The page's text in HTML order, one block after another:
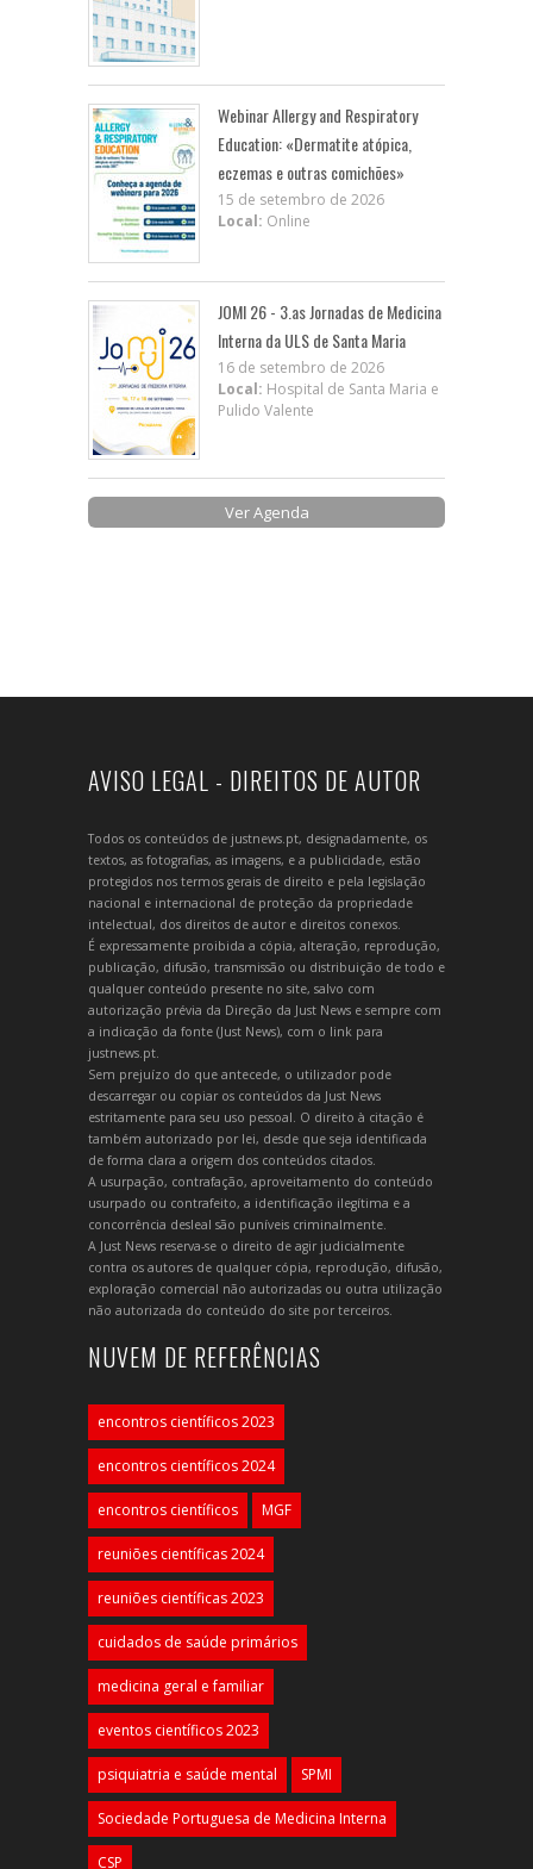
Webinar Allergy and Respiratory
Education: «Dermatite atópica,
eczemas e outras comichões»
15 de setembro de 2026
Local: Online
JOMI 26 - 3.as Jornadas de Medicina
Interna da ULS de Santa Maria
16 de setembro de 2026
Local: Hospital de Santa Maria e
Pulido Valente
Ver Agenda
AVISO LEGAL - DIREITOS DE AUTOR
Todos os conteúdos de justnews.pt, designadamente, os
textos, as fotografias, as imagens, e a publicidade, estão
protegidos nos termos gerais de direito e pela legislação
nacional e internacional de proteção da propriedade
intelectual, dos direitos de autor e direitos conexos.
É expressamente proibida a cópia, alteração, reprodução,
publicação, difusão, transmissão ou distribuição de todo e
qualquer conteúdo presente no site, salvo com
autorização prévia da Direção da Just News e sempre com
a indicação da fonte (Just News), com o link para
justnews.pt.
Sem prejuízo do que antecede, o utilizador pode
descarregar ou copiar os conteúdos da Just News
estritamente para seu uso pessoal. O direito à citação é
também autorizado por lei, desde que seja identificada
de forma clara a origem dos conteúdos citados.
A usurpação, contrafação, aproveitamento do conteúdo
usurpado ou contrafeito, a identificação ilegítima e a
concorrência desleal são puníveis criminalmente.
A Just News reserva-se o direito de agir judicialmente
contra os autores de qualquer cópia, reprodução, difusão,
exploração comercial não autorizadas ou outra utilização
não autorizada do conteúdo do site por terceiros.
NUVEM DE REFERÊNCIAS
encontros científicos 2023
encontros científicos 2024
encontros científicos MGF
reuniões científicas 2024
reuniões científicas 2023
cuidados de saúde primários
medicina geral e familiar
eventos científicos 2023
psiquiatria e saúde mental SPMI
Sociedade Portuguesa de Medicina Interna
CSP